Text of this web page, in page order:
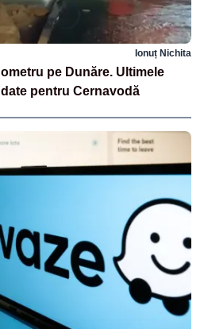
Ionuț Nichita
pe Dunăre. Ultimele
pentru Cernavodă